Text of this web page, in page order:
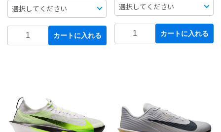
カートに入れる カートに入れる